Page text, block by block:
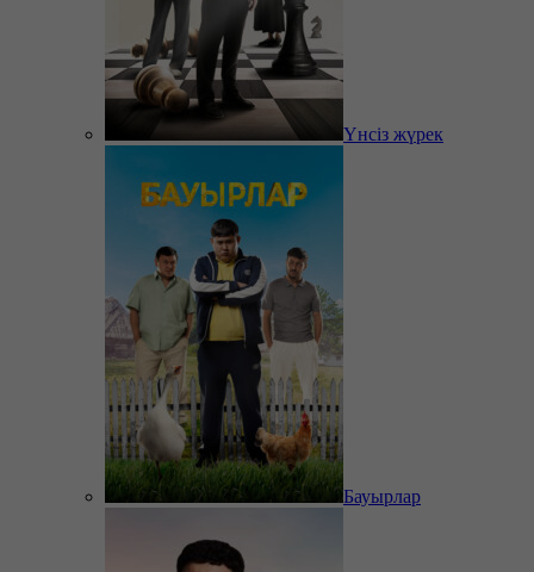
Үнсіз жүрек
Бауырлар